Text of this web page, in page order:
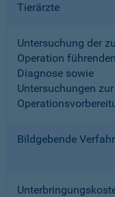
Tierärzte
Untersuchung der
Operation führenden
Diagnose sowie
Untersuchungen zur
Bildgebende